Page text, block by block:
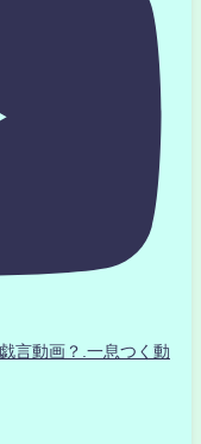
動画？.一息つく動